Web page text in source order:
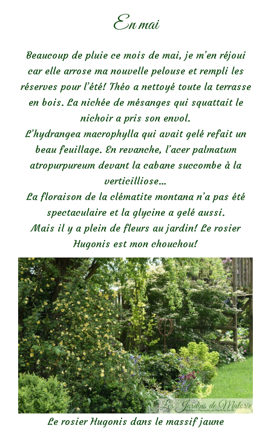
En mai
Beaucoup de pluie ce mois de mai, je m’en réjoui
car elle arrose ma nouvelle pelouse et rempli les
réserves pour l’été! Théo a nettoyé toute la terrasse
en bois. La nichée de mésanges qui squattait le
nichoir a pris son envol.
L’hydrangea macrophylla qui avait gelé refait un
beau feuillage. En revanche, l’acer palmatum
atropurpureum devant la cabane succombe à la
verticilliose…
La floraison de la clématite montana n’a pas été
spectaculaire et la glycine a gelé aussi.
Mais il y a plein de fleurs au jardin! Le rosier
Hugonis est mon chouchou!
Le rosier Hugonis dans le massif jaune